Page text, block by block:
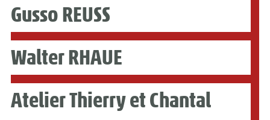
Gusso REUSS
Walter RHAUE
Atelier Thierry et Chantal